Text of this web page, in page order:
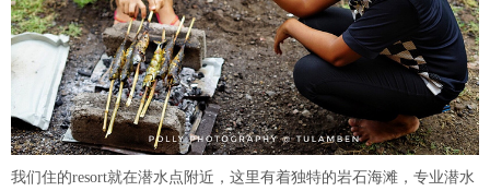
我们住的resort就在潜水点附近，这里有着独特的岩石海滩，专业潜水